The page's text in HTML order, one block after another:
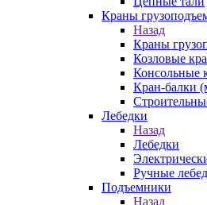
Краны
Назад
Краны
Козловые
Консольные
Кран-балки
Лебедки
Назад
Лебедки
Ручные
Подъемники
Назад